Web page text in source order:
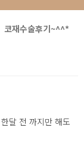
코재수술후기~^^*
달 전 까지만 해도